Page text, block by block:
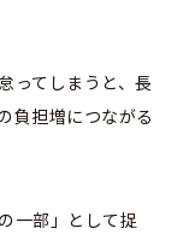
ってしまうと、長
負担増につながる
一部」として捉